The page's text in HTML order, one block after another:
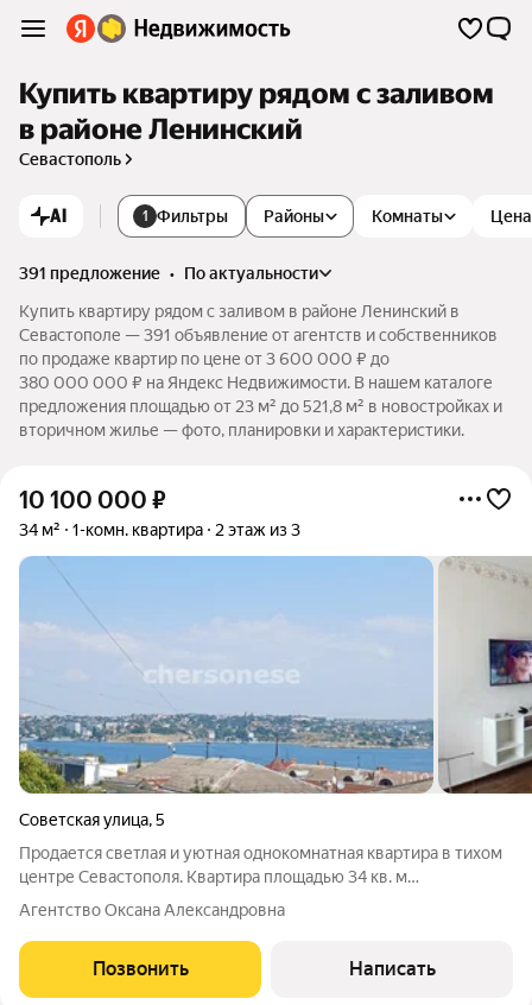
Купить квартиру рядом с заливом
в районе Ленинский
Севастополь
AI 1 Фильтры Комнаты Цена
Районы
391 предложение •
по актуальности
Купить квартиру рядом с заливом в районе Ленинский в
Севастополе — 391 объявление от агентств и собственников
по продаже квартир по цене от 3 600 000 ₽ до
380 000 000 ₽ на Яндекс Недвижимости. В нашем каталоге
предложения площадью от 23 м² до 521,8 м² в новостройках и
вторичном жилье — фото, планировки и характеристики.
10 100 000 ₽
34 м² 1-комн. квартира 2 этаж из 3
Советская улица,5
Продается светлая и уютная однокомнатная квартира в тихом
центре Севастополя. Квартира площадью 34 кв. м
расположена на 2 этаже трехэтажного дома с видом на бухту.
Просторная комната 20 кв.м и уютная кухня 6 кв.м. Газовая
колонка позволяет
Агентство Оксана Александровна
Позвонить Написать